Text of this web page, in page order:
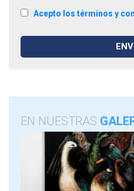
Acepto los términos y
EN NUESTRAS